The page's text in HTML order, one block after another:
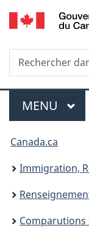
Rechercher
dans
Menu
MENU
Vous
êtes
ici :
Canada.ca
Immigration,
Comparutions